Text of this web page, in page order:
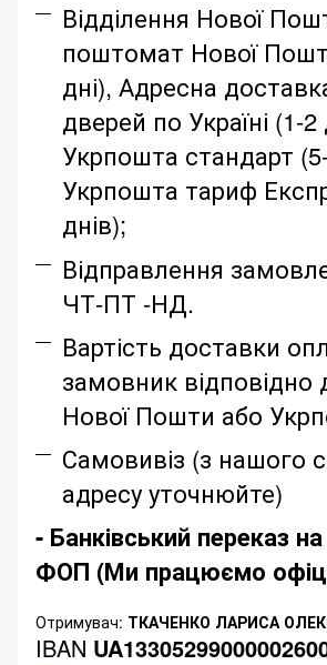
Відділення Нової
поштомат Нової
дні), Адресна
дверей по Україні (1-2
Укрпошта стандарт
Укрпошта тариф
днів);
Відправлення
ЧТ-ПТ -НД.
Вартість доставки
замовник відповідно
Нової Пошти або
Самовивіз (з нашого
адресу уточнюйте)
- Банківський переказ
ФОП (Ми працюємо
Отримувач: ТКАЧЕНКО ЛАРИСА
IBAN